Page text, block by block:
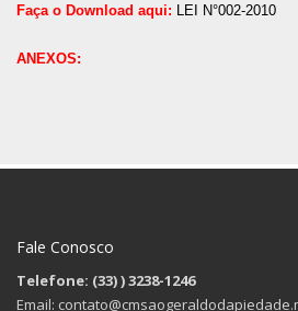
Faça o Download aqui: LEI N°002-2010
ANEXOS:
Fale Conosco
Telefone: (33)) 3238-1246
Email: